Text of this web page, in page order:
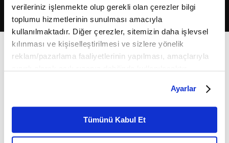
verileriniz işlenmekte olup gerekli olan çerezler bilgi
toplumu hizmetlerinin sunulması amacıyla
kullanılmaktadır. Diğer çerezler, sitemizin daha işlevsel
kılınması ve kişiselleştirilmesi ve sizlere yönelik
reklam/pazarlama faaliyetlerinin yapılması, amaçlarıyla
belirleyebilirsiniz. Çerezlere ilişkin detaylı bilgi için
Ayarlar butonuna tıklayabilir,Çerez Bilgilendirme
Metnimizi ziyaret edebilirsiniz.
6698 sayılı Kişisel Verilerin Korunması Kanunu uyarınca
Ayarlar
Tümünü Kabul Et